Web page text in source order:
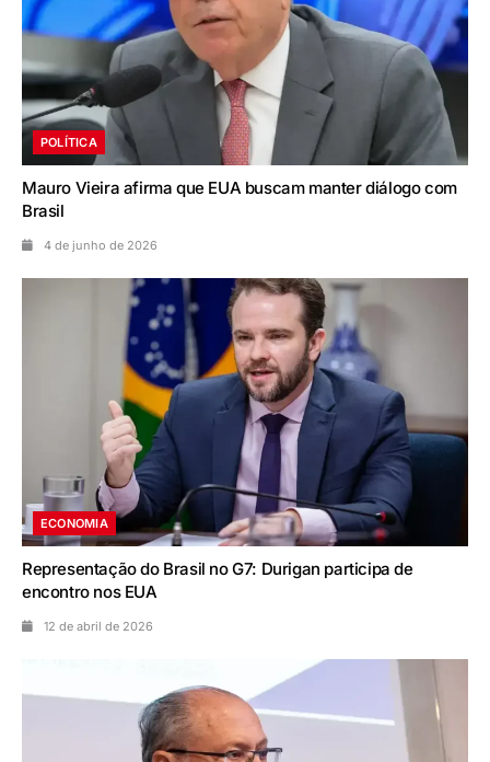
POLÍTICA
Mauro Vieira afirma que EUA buscam manter diálogo com
Brasil
4 de junho de 2026
ECONOMIA
Representação do Brasil no G7: Durigan participa de
encontro nos EUA
12 de abril de 2026